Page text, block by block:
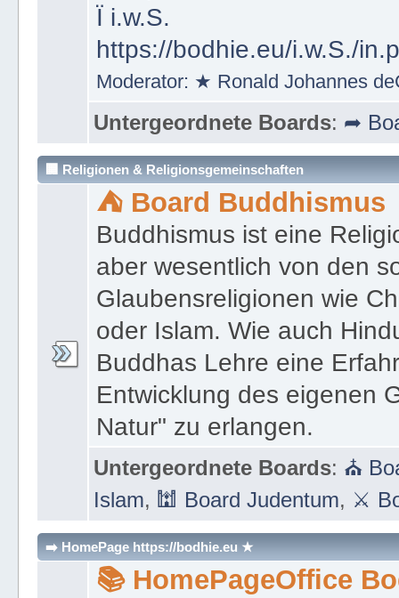
Ï i.w.S.
https://bodhie.eu/i.w.S./
Moderator: ★ Ronald Johannes
Untergeordnete Boards: ➦
🏢 Religionen & Religionsgemeinschaften
⛺ Board Buddhismus
Buddhismus ist eine
aber wesentlich von den
Glaubensreligionen wie
oder Islam. Wie auch
Buddhas Lehre eine
Entwicklung des eigenen
Natur" zu erlangen.
Untergeordnete Boards: ⛪
Islam, 🕍 Board Judentum, ⚔
➡️ HomePage https://bodhie.eu ★
📚 HomePageOffice